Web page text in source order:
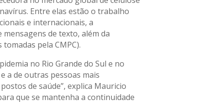
Entre elas estão o trabalho
e internacionais, a
de texto, além da
pela CMPC).
no Rio Grande do Sul e no
a de outras pessoas mais
de saúde”, explica Mauricio
que se mantenha a continuidade